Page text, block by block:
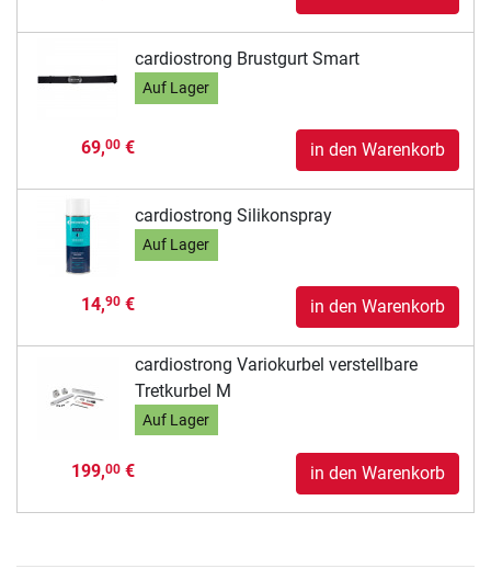
cardiostrong Brustgurt Smart
Auf Lager
69,00€ in den Warenkorb
cardiostrong Silikonspray
Auf Lager
14,90€ in den Warenkorb
cardiostrong Variokurbel verstellbare
Tretkurbel M
Auf Lager
199,00€ in den Warenkorb